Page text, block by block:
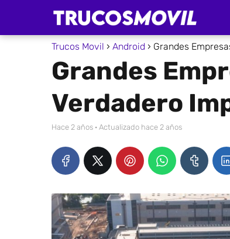
Trucos Movil Android Grandes
Grandes
Verdadero
hace 2 años · Actualizado hace 2 años